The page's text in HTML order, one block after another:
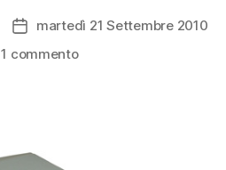
Datamartedì 21 Settembre 2010
1 commentosu